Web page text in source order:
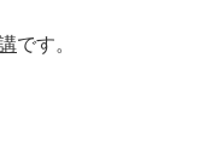
です。